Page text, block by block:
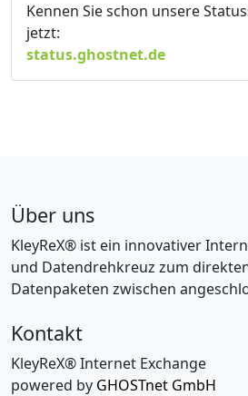
Kennen Sie schon unsere
jetzt:
status.ghostnet.de
Über uns
KleyReX® ist ein innovativer
und Datendrehkreuz zum
Datenpaketen zwischen
Kontakt
KleyReX® Internet Exchange
powered by GHOSTnet GmbH